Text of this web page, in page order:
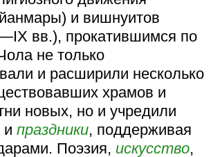
и вишнуитов
вв.), прокатившимся по
не только
и расширили несколько
храмов и
новых, но и учредили
ипраздники, поддерживая
Поэзия, искусство,